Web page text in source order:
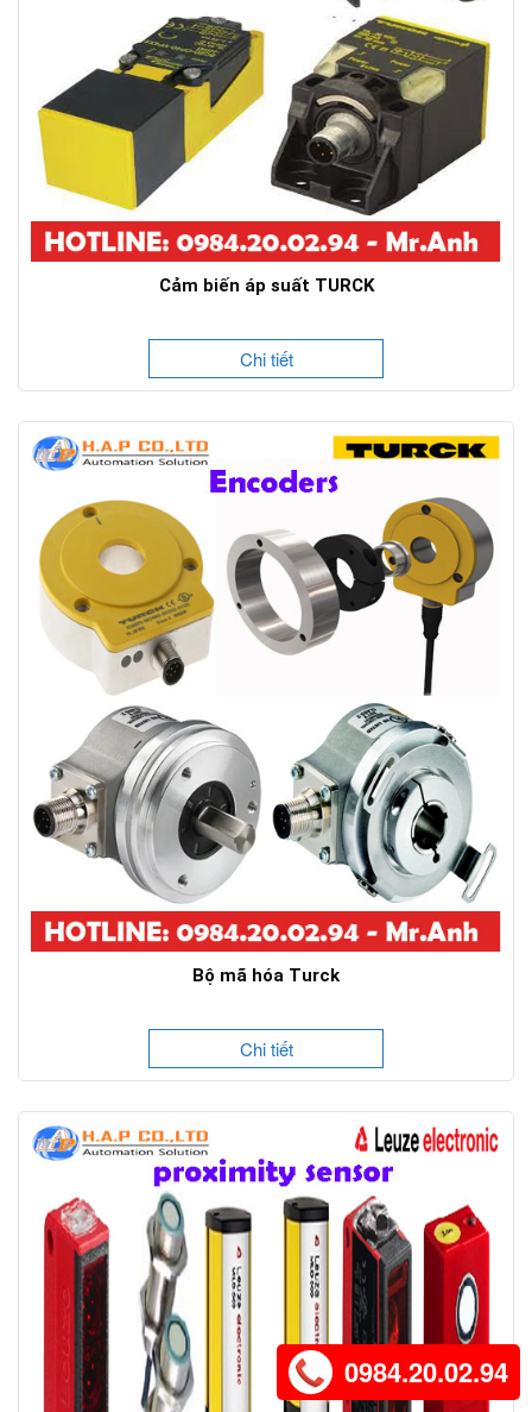
Cảm biến áp suất TURCK
Chi tiết
Bộ mã hóa Turck
Chi tiết
0984.20.02.94